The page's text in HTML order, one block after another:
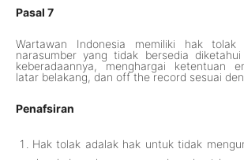
Pasal 7
Wartawan Indonesia memiliki hak tolak
narasumber yang tidak bersedia
keberadaannya, menghargai ketentuan
latar belakang, dan off the record sesuai
Penafsiran
Hak tolak adalak hak untuk tidak